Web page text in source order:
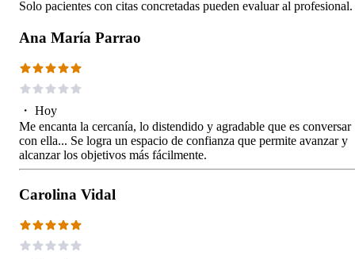
Solo pacientes con citas concretadas pueden evaluar al profesional.
Ana María Parrao
・ Hoy
Me encanta la cercanía, lo distendido y agradable que es conversar
con ella... Se logra un espacio de confianza que permite avanzar y
alcanzar los objetivos más fácilmente.
Carolina Vidal